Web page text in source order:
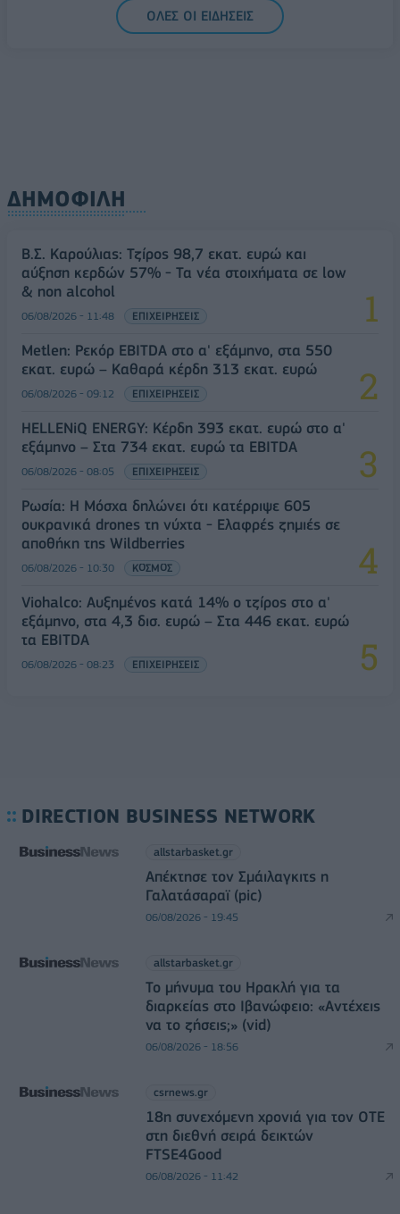
ΟΛΕΣ ΟΙ ΕΙΔΗΣΕΙΣ
ΔΗΜΟΦΙΛΗ
Β.Σ. Καρούλιας: Τζίρος 98,7 εκατ. ευρώ και
αύξηση κερδών 57% - Τα νέα στοιχήματα σε low
& non alcohol
06/08/2026 - 11:48 ΕΠΙΧΕΙΡΗΣΕΙΣ
Metlen: Ρεκόρ EBITDA στο α' εξάμηνο, στα 550
εκατ. ευρώ – Καθαρά κέρδη 313 εκατ. ευρώ
06/08/2026 - 09:12 ΕΠΙΧΕΙΡΗΣΕΙΣ
HELLENiQ ENERGY: Κέρδη 393 εκατ. ευρώ στο α'
εξάμηνο – Στα 734 εκατ. ευρώ τα EBITDA
06/08/2026 - 08:05 ΕΠΙΧΕΙΡΗΣΕΙΣ
Ρωσία: Η Μόσχα δηλώνει ότι κατέρριψε 605
ουκρανικά drones τη νύχτα - Ελαφρές ζημιές σε
αποθήκη της Wildberries
06/08/2026 - 10:30 ΚΟΣΜΟΣ
Viohalco: Αυξημένος κατά 14% ο τζίρος στο α'
εξάμηνο, στα 4,3 δισ. ευρώ – Στα 446 εκατ. ευρώ
τα EBITDA
06/08/2026 - 08:23 ΕΠΙΧΕΙΡΗΣΕΙΣ
DIRECTION BUSINESS NETWORK
allstarbasket.gr
Απέκτησε τον Σμάιλαγκιτς η
Γαλατάσαραϊ (pic)
06/08/2026 - 19:45
allstarbasket.gr
Το μήνυμα του Ηρακλή για τα
διαρκείας στο Ιβανώφειο: «Αντέχεις
να το ζήσεις;» (vid)
06/08/2026 - 18:56
csrnews.gr
18η συνεχόμενη χρονιά για τον ΟΤΕ
στη διεθνή σειρά δεικτών
FTSE4Good
06/08/2026 - 11:42